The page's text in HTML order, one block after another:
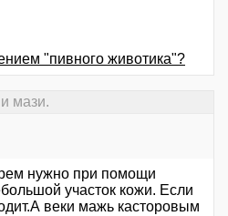
"пивного животика"?
мази.
нужно при помощи
участок кожи. Если
веки мажь касторовым